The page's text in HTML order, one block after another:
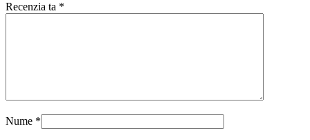
Recenzia ta *
Nume *